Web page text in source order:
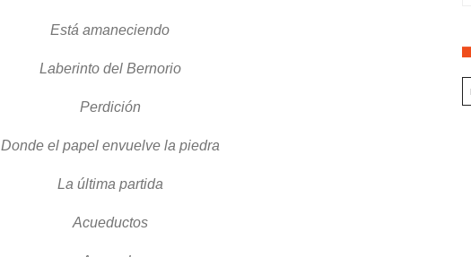
Está amaneciendo
Laberinto del Bernorio
Perdición
Donde el papel envuelve la piedra
La última partida
Acueductos